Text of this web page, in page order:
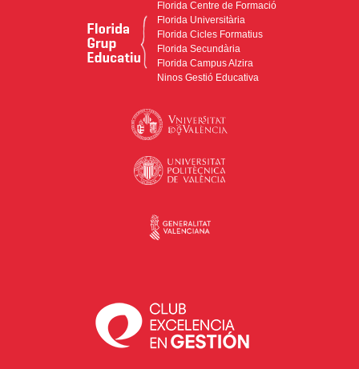
Florida Centre de Formació
Florida Universitària
Florida Cicles Formatius
Florida Secundària
Florida Campus Alzira
Ninos Gestió Educativa